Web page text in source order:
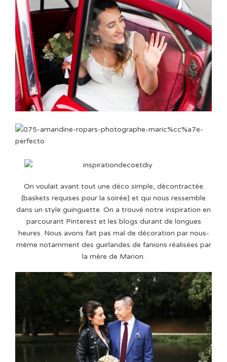
On voulait avant tout une déco simple, décontractée
(baskets requises pour la soirée) et qui nous ressemble
dans un style guinguette. On a trouvé notre inspiration en
parcourant Pinterest et les blogs durant de longues
heures. Nous avons fait pas mal de décoration par nous-
même notamment des guirlandes de fanions réalisées par
la mère de Marion.